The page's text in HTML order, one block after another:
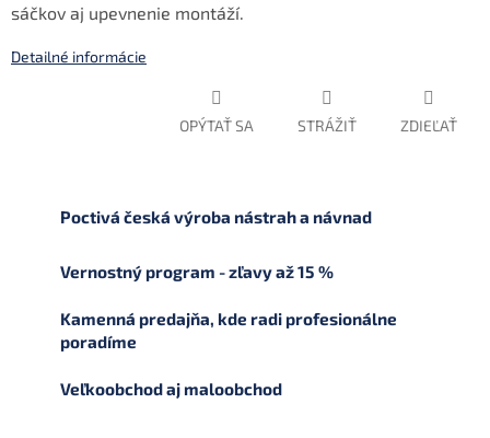
sáčkov aj upevnenie montáží.
Detailné informácie
OPÝTAŤ SA STRÁŽIŤ ZDIEĽAŤ
Poctivá česká výroba nástrah a návnad
Vernostný program - zľavy až 15 %
Kamenná predajňa, kde radi profesionálne
poradíme
Veľkoobchod aj maloobchod